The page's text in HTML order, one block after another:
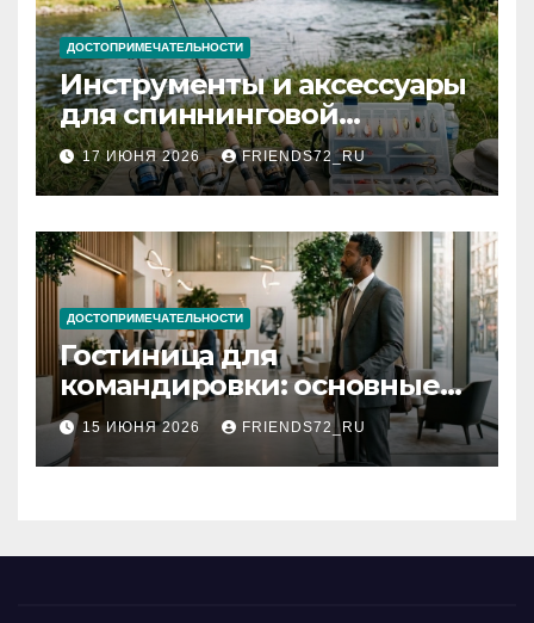
ДОСТОПРИМЕЧАТЕЛЬНОСТИ
Инструменты и аксессуары
для спиннинговой
рыбалки: назначение и
типы
17 ИЮНЯ 2026 FRIENDS72_RU
ДОСТОПРИМЕЧАТЕЛЬНОСТИ
Гостиница для
командировки: основные
критерии выбора
15 ИЮНЯ 2026 FRIENDS72_RU